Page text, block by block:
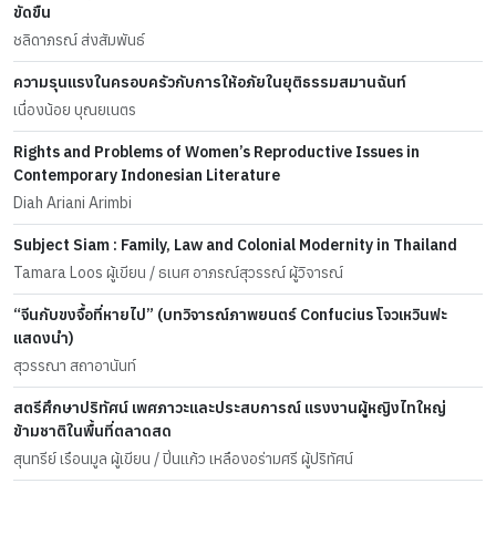
ขัดขืน
ชลิดาภรณ์ ส่งสัมพันธ์
ความรุนแรงในครอบครัวกับการให้อภัยในยุติธรรมสมานฉันท์
เนื่องน้อย บุณยเนตร
Rights and Problems of Women’s Reproductive Issues in
Contemporary Indonesian Literature
Diah Ariani Arimbi
Subject Siam : Family, Law and Colonial Modernity in Thailand
Tamara Loos ผู้เขียน / ธเนศ อาภรณ์สุวรรณ์ ผู้วิจารณ์
“จีนกับขงจื้อที่หายไป” (บทวิจารณ์ภาพยนตร์ Confucius โจวเหวินฟะ
แสดงนำ)
สุวรรณา สถาอานันท์
สตรีศึกษาปริทัศน์ เพศภาวะและประสบการณ์ แรงงานผู้หญิงไทใหญ่
ข้ามชาติในพื้นที่ตลาดสด
สุนทรีย์ เรือนมูล ผู้เขียน / ปิ่นแก้ว เหลืองอร่ามศรี ผู้ปริทัศน์